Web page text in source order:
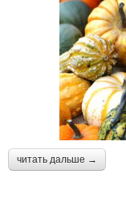
читать дальше →